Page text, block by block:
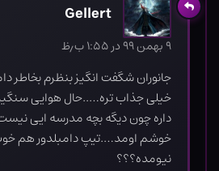
Gellert
۹ بهمن ۹۹ در ۱:۵۵ ب٫ظ
جانوران شگفت انگیز بنظرم بخاطر
خیلی جذاب تره…..حال هوایی
داره چون دیگه بچه مدرسه ایی
خوشم اومد….تیپ دامبلدور هم
نیومده؟؟؟